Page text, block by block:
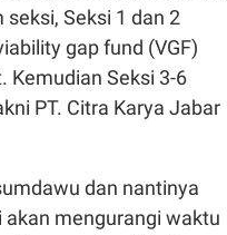
seksi, Seksi 1 dan 2
gap fund (VGF)
Kemudian Seksi 3-6
PT. Citra Karya Jabar
dan nantinya
akan mengurangi waktu